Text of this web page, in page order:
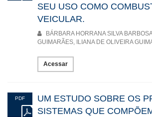
SEU USO COMO
VEICULAR.
BÁRBARA HORRANA SILVA
GUIMARÃES, ILIANA DE OLIVEIRA
Acessar
PDF
UM ESTUDO SOBRE OS
SISTEMAS QUE